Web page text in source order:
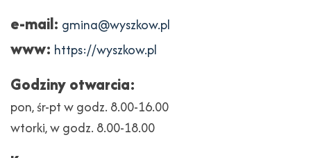
e-mail: gmina@wyszkow.pl
www: https://wyszkow.pl
Godziny otwarcia:
pon, śr-pt w godz. 8.00-16.00
wtorki, w godz. 8.00-18.00